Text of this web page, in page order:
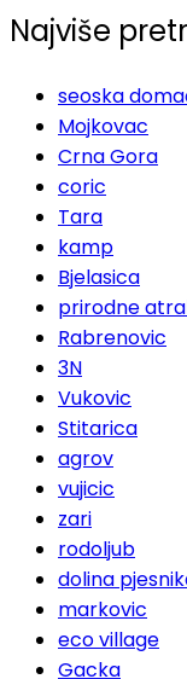
Najviše
seoska
Mojkovac
Crna Gora
coric
Tara
kamp
Bjelasica
prirodne
Rabrenovic
3N
Vukovic
Stitarica
agrov
vujicic
zari
rodoljub
dolina
markovic
eco village
Gacka